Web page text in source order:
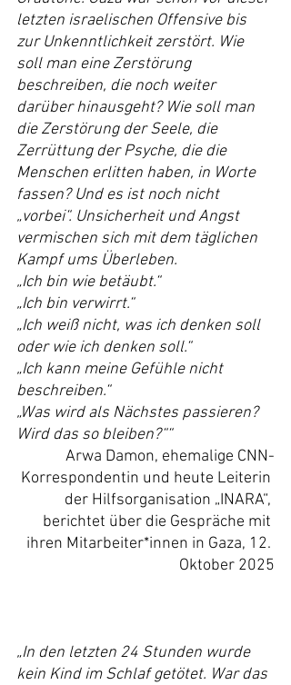
letzten israelischen Offensive bis
zur Unkenntlichkeit zerstört. Wie
soll man eine Zerstörung
beschreiben, die noch weiter
darüber hinausgeht? Wie soll man
die Zerstörung der Seele, die
Zerrüttung der Psyche, die die
Menschen erlitten haben, in Worte
fassen? Und es ist noch nicht
„vorbei“. Unsicherheit und Angst
vermischen sich mit dem täglichen
Kampf ums Überleben.
„Ich bin wie betäubt.“
„Ich bin verwirrt.“
„Ich weiß nicht, was ich denken soll
oder wie ich denken soll.“
„Ich kann meine Gefühle nicht
beschreiben.“
„Was wird als Nächstes passieren?
Wird das so bleiben?““
Arwa Damon, ehemalige CNN-
Korrespondentin und heute Leiterin
der Hilfsorganisation „INARA“,
berichtet über die Gespräche mit
ihren Mitarbeiter*innen in Gaza, 12.
Oktober 2025
„In den letzten 24 Stunden wurde
kein Kind im Schlaf getötet. War das